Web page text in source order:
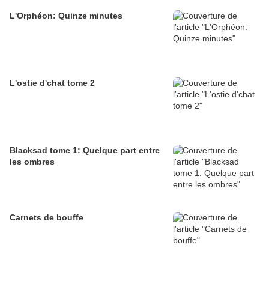
L'Orphéon: Quinze minutes
L'ostie d'chat tome 2
Blacksad tome 1: Quelque part entre
les ombres
Carnets de bouffe